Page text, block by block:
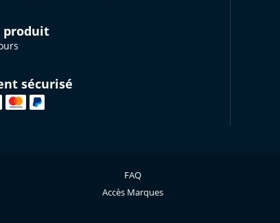
produit
sécurisé
FAQ
Accès Marques
Personnalisez vos préférences pour